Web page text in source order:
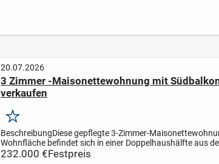
20.07.2026
3 Zimmer -Maisonettewohnung mit
verkaufen
Merken
BeschreibungDiese gepflegte 3-Zimmer-
Wohnfläche befindet sich in einer Doppelhaushälfte aus
handelt sich um ein Erbpachtgrundstück der Stadt...
232.000 €Festpreis